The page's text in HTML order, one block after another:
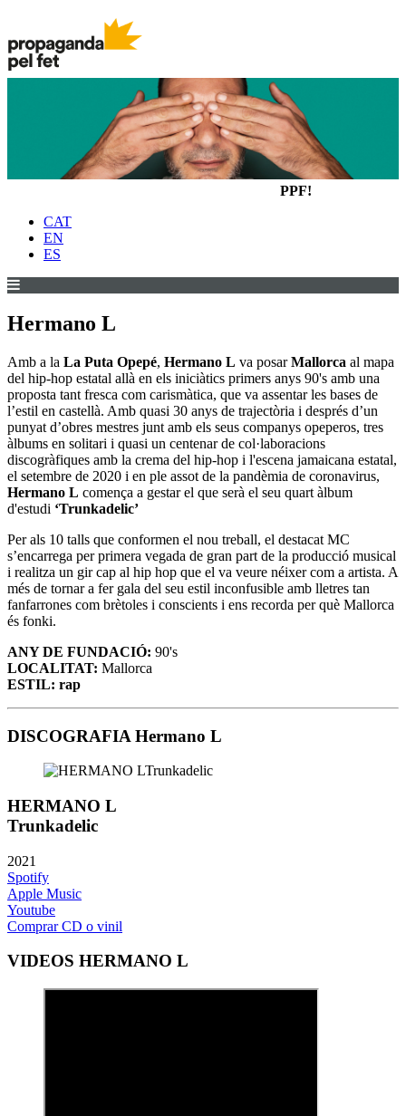
PPF!
CAT
EN
ES
Hermano L
Amb a la La Puta Opepé, Hermano L va posarMallorca al mapa
del hip-hop estatal allà en els iniciàtics primers anys 90's amb una
proposta tant fresca com carismàtica, que va assentar les bases de
l’estil en castellà. Amb quasi 30 anys de trajectòria i després d’un
punyat d’obres mestres junt amb els seus companys opeperos, tres
àlbums en solitari i quasi un centenar de col·laboracions
discogràfiques amb la crema del hip-hop i l'escena jamaicana estatal,
el setembre de 2020 i en ple assot de la pandèmia de coronavirus,
Hermano L comença a gestar el que serà el seu quart àlbum
d'estudi ‘Trunkadelic’
Per als 10 talls que conformen el nou treball, el destacat MC
s’encarrega per primera vegada de gran part de la producció musical
i realitza un gir cap al hip hop que el va veure néixer com a artista. A
més de tornar a fer gala del seu estil inconfusible amb lletres tan
fanfarrones com brètoles i conscients i ens recorda per què Mallorca
és fonki.
ANY DE FUNDACIÓ: 90's
LOCALITAT: Mallorca
ESTIL: rap
DISCOGRAFIA Hermano L
HERMANO L
Trunkadelic
2021
Spotify
Apple Music
Youtube
Comprar CD o vinil
VIDEOS HERMANO L